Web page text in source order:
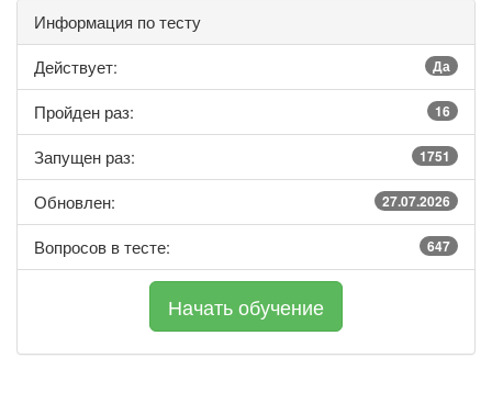
Информация по тесту
Действует:
Да
Пройден раз: 16
Запущен раз: 1751
Обновлен: 27.07.2026
Вопросов в тесте: 647